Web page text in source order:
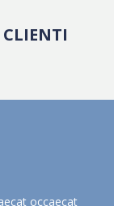
CLIENTI
occaecat